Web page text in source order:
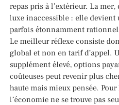
repas pris à l’extérieur. La mer,
luxe inaccessible : elle devient
parfois étonnamment
Le meilleur réflexe consiste
global et non en tarif d’appel.
supplément élevé, options
coûteuses peut revenir plus
haute mais mieux pensée.
l’économie ne se trouve pas